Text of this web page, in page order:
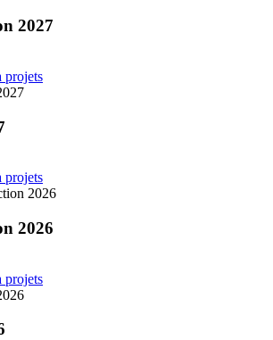
2027
projets
projets
2026
2026
projets